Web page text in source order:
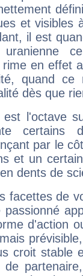
et visibles
il est
uranienne
rime en effet
quand ce
dès que
est l'octave
par le
et un
dents de
facettes de
passionné
d'action
croit stable
de